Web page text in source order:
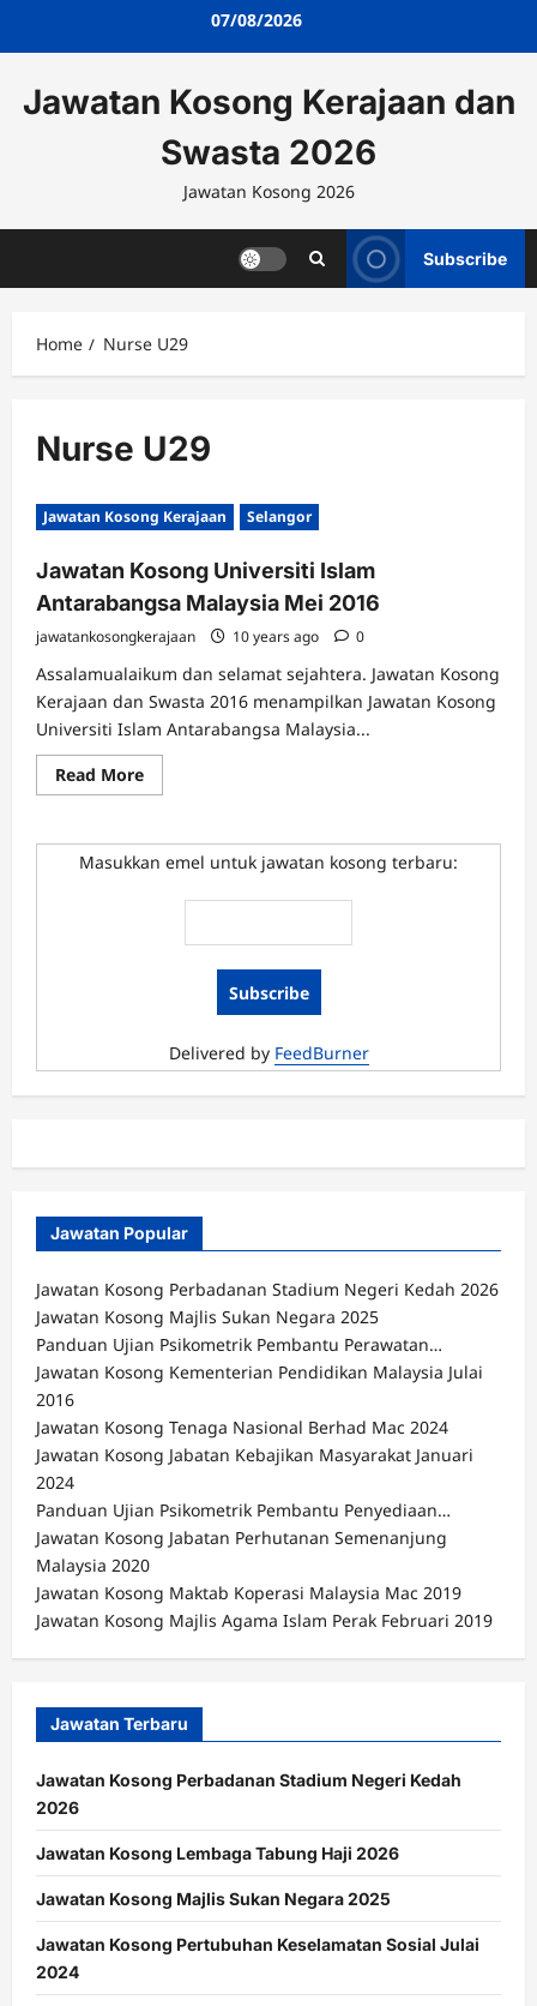
07/08/2026
Jawatan Kosong Kerajaan dan
Swasta 2026
Jawatan Kosong 2026
Subscribe
Home Nurse U29
Nurse U29
Jawatan Kosong Kerajaan Selangor
Jawatan Kosong Universiti Islam
Antarabangsa Malaysia Mei 2016
jawatankosongkerajaan 10 years ago 0
Assalamualaikum dan selamat sejahtera. Jawatan Kosong
Kerajaan dan Swasta 2016 menampilkan Jawatan Kosong
Universiti Islam Antarabangsa Malaysia...
Read MoreRead
more
Kosong
Universiti
Islam
Malaysia
Masukkan emel untuk jawatan kosong terbaru:
Delivered by FeedBurner
Jawatan Popular
Jawatan Kosong Perbadanan Stadium Negeri Kedah 2026
Jawatan Kosong Majlis Sukan Negara 2025
Panduan Ujian Psikometrik Pembantu Perawatan…
Jawatan Kosong Kementerian Pendidikan Malaysia Julai
2016
Jawatan Kosong Tenaga Nasional Berhad Mac 2024
Jawatan Kosong Jabatan Kebajikan Masyarakat Januari
2024
Panduan Ujian Psikometrik Pembantu Penyediaan…
Jawatan Kosong Jabatan Perhutanan Semenanjung
Malaysia 2020
Jawatan Kosong Maktab Koperasi Malaysia Mac 2019
Jawatan Kosong Majlis Agama Islam Perak Februari 2019
Jawatan Terbaru
Jawatan Kosong Perbadanan Stadium Negeri Kedah
2026
Jawatan Kosong Lembaga Tabung Haji 2026
Jawatan Kosong Majlis Sukan Negara 2025
Jawatan Kosong Pertubuhan Keselamatan Sosial Julai
2024